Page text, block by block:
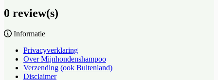
0 review(s)
Informatie
Privacyverklaring
Over Mijnhondenshampoo
Verzending (ook Buitenland)
Disclaimer